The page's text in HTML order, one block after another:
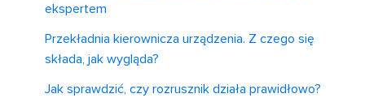
ekspertem
Przekładnia kierownicza urządzenia. Z czego się
składa, jak wygląda?
Jak sprawdzić, czy rozrusznik działa prawidłowo?